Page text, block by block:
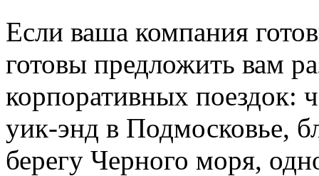
Если ваша компания
готовы предложить вам
корпоративных поездок:
уик-энд в Подмосковье,
берегу Черного моря,